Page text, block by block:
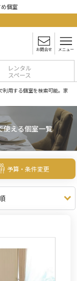
個室
お問合せ メニュー
レンタル
スペース
利用する個室を検索可能。家
使える個室一覧
予算・条件変更